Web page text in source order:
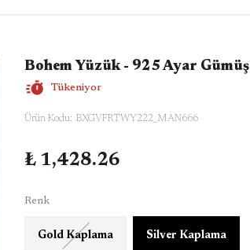
Bohem Yüzük - 925 Ayar Gümüş
Tükeniyor
Ürün Kodu: BXGVFRTWY222_MAN666
₺ 1,428.26
Renk
Gold Kaplama Silver Kaplama